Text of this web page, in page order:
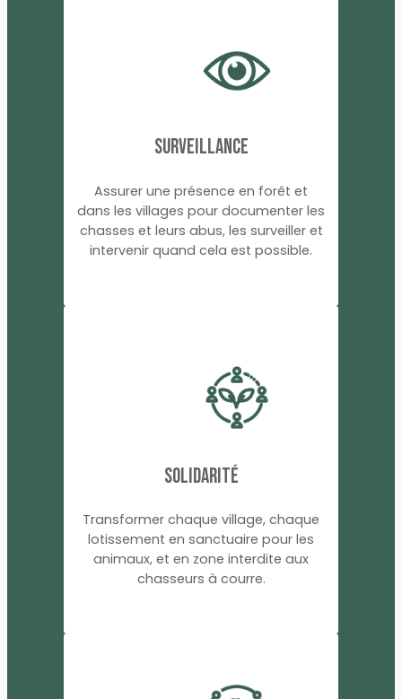
surveillance
Assurer une présence en forêt et
dans les villages pour documenter les
chasses et leurs abus, les surveiller et
intervenir quand cela est possible.
SOLIDARITÉ
Transformer chaque village, chaque
lotissement en sanctuaire pour les
animaux, et en zone interdite aux
chasseurs à courre.